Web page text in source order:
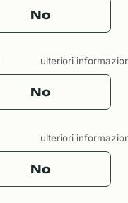
No
ulteriori
No
ulteriori
No